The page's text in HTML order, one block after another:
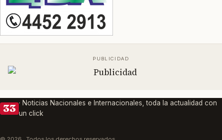
33 · Noticias Nacionales e Internacionales, toda la actualidad con
un click